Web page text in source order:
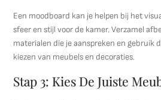
Een moodboard kan je helpen bij het
sfeer en stijl voor de kamer. Verzamel
materialen die je aanspreken en gebruik
kiezen van meubels en decoraties.
Stap 3: Kies De Juiste